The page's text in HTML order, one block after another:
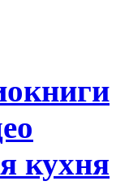
кухня